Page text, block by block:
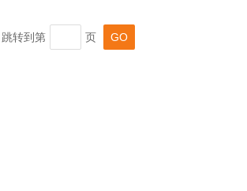
跳转到第 页